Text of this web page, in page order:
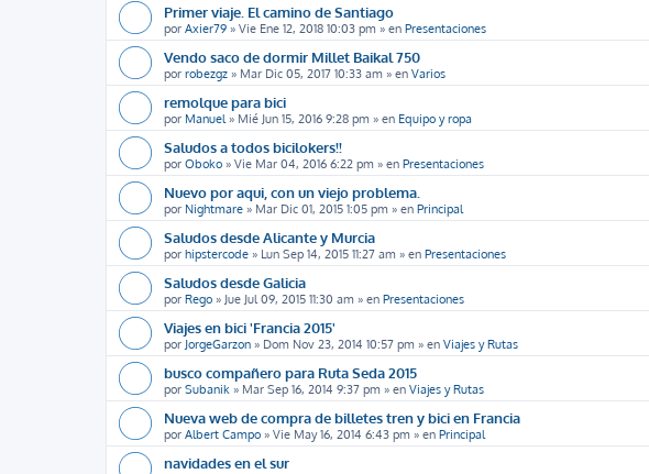
Primer viaje. El camino de Santiago
por Axier79 » Vie Ene 12, 2018 10:03 pm » en Presentaciones
Vendo saco de dormir Millet Baikal 750
por robezgz » Mar Dic 05, 2017 10:33 am » en Varios
remolque para bici
por Manuel » Mié Jun 15, 2016 9:28 pm » en Equipo y ropa
Saludos a todos bicilokers!!
por Oboko » Vie Mar 04, 2016 6:22 pm » en Presentaciones
Nuevo por aqui, con un viejo problema.
por Nightmare » Mar Dic 01, 2015 1:05 pm » en Principal
Saludos desde Alicante y Murcia
por hipstercode » Lun Sep 14, 2015 11:27 am » en Presentaciones
Saludos desde Galicia
por Rego » Jue Jul 09, 2015 11:30 am » en Presentaciones
Viajes en bici 'Francia 2015'
por JorgeGarzon » Dom Nov 23, 2014 10:57 pm » en Viajes y Rutas
busco compañero para Ruta Seda 2015
por Subanik » Mar Sep 16, 2014 9:37 pm » en Viajes y Rutas
Nueva web de compra de billetes tren y bici en Francia
por Albert Campo » Vie May 16, 2014 6:43 pm » en Principal
navidades en el sur